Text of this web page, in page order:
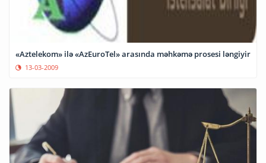
«Aztelekom» ilə «AzEuroTel» arasında məhkəmə prosesi ləngiyir
13-03-2009